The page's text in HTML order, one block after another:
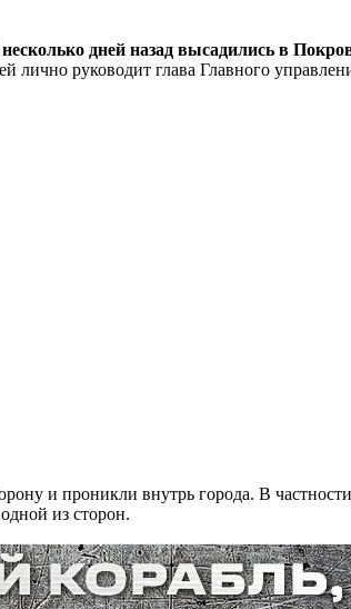
дней назад высадились в
руководит глава Главного
и проникли внутрь города. В
из сторон.